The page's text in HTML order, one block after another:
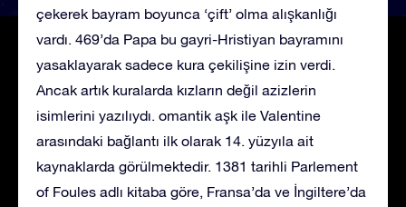
çekerek bayram boyunca ‘çift’ olma alışkanlığı
vardı. 469’da Papa bu gayri-Hristiyan bayramını
yasaklayarak sadece kura çekilişine izin verdi.
Ancak artık kuralarda kızların değil azizlerin
isimlerini yazılıydı. omantik aşk ile Valentine
arasındaki bağlantı ilk olarak 14. yüzyıla ait
kaynaklarda görülmektedir. 1381 tarihli Parlement
of Foules adlı kitaba göre, Fransa’da ve İngiltere’da